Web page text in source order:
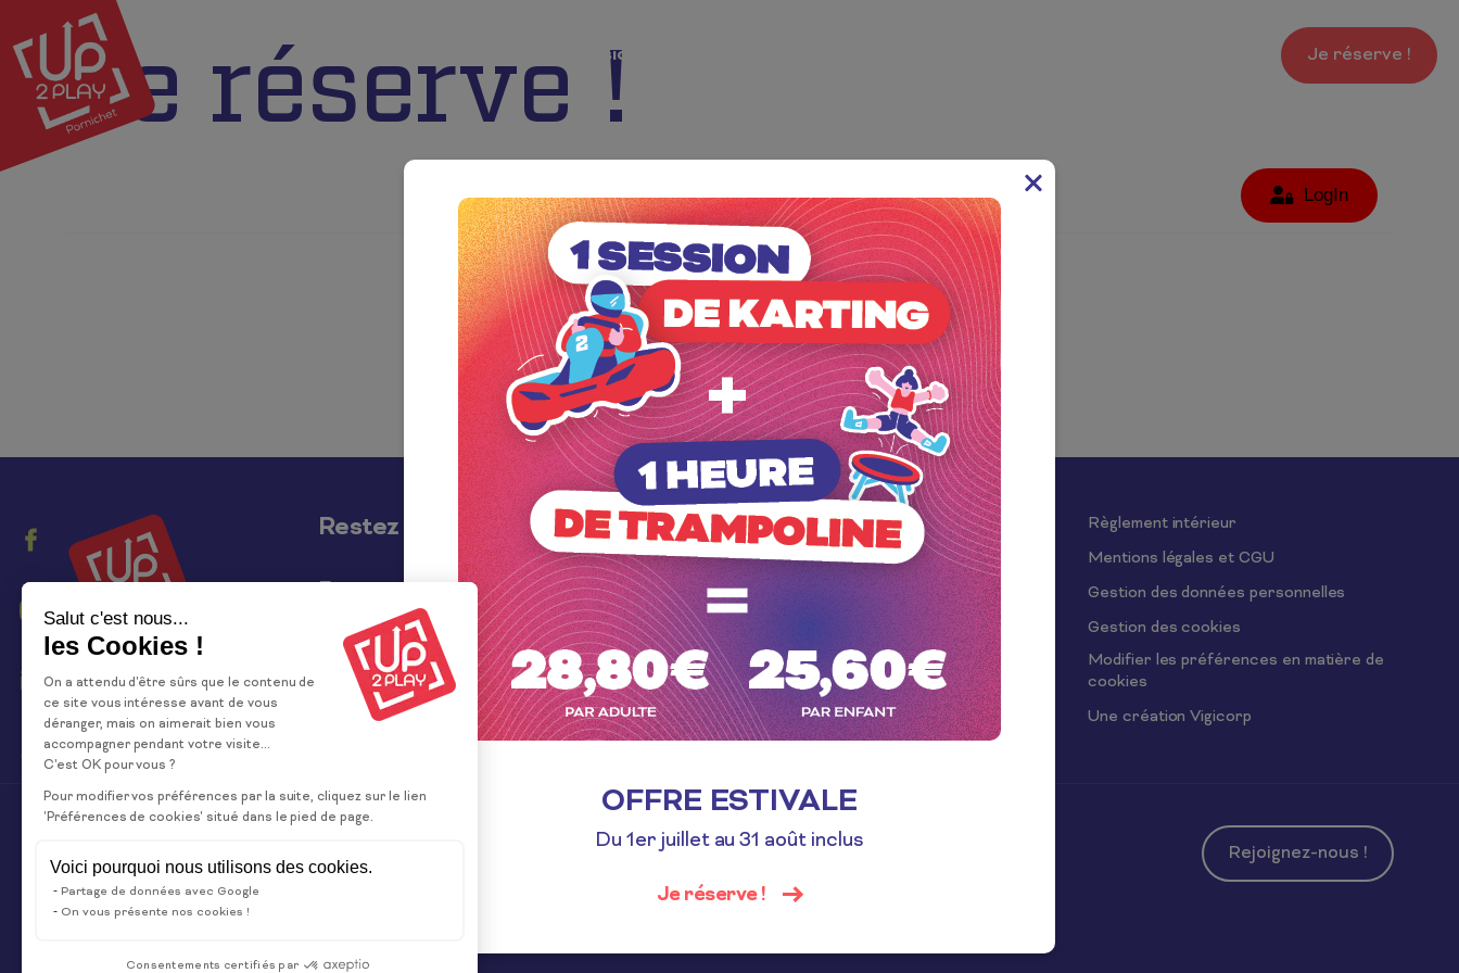
Occasions spéciales Je réserve !
OFFRE ESTIVALE
Du 1er juillet au 31 août inclus
Je réserve !
Je réserve !
Facebook
Linkedin
Tiktok
Restez informé !
UP2PLAY
Partenaires
Actualités
Presse
Conditions générales de
vente
Règlement intérieur
Mentions légales et CGU
Gestion des données personnelles
Gestion des cookies
Modifier les préférences en matière de
cookies
Une création Vigicorp
Rejoignez-nous !
Salut c'est nous...
les Cookies !
On a attendu d'être sûrs que le contenu de
ce site vous intéresse avant de vous
déranger, mais on aimerait bien vous
accompagner pendant votre visite...
C'est OK pour vous ?
Pour modifier vos préférences par la suite, cliquez sur le lien
'Préférences de cookies' situé dans le pied de page.
Voici pourquoi nous utilisons des cookies.
Partage de données avec Google
On vous présente nos cookies !
Consentements certifiés par